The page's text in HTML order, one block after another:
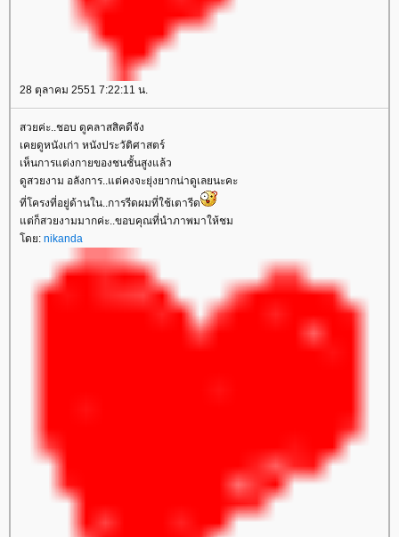
28 ตุลาคม 2551 7:22:11 น.
สวยค่ะ..ชอบ ดูคลาสสิคดีจัง
เคยดูหนังเก่า หนังประวัติศาสตร์
เห็นการแต่งกายของชนชั้นสูงแล้ว
ดูสวยงาม อลังการ..แต่คงจะยุ่งยากน่าดูเลยนะคะ
ที่โครงที่อยู่ด้านใน..การรีดผมที่ใช้เตารีด
ต่ก็สวยงามมากค่ะ..ขอบคุณที่นำภาพมาให้ชม
ดย: nikanda